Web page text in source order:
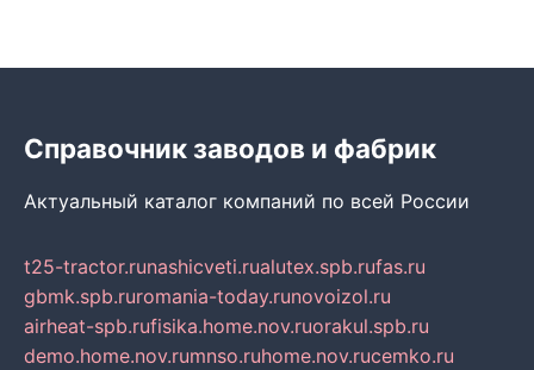
Справочник заводов и фабрик
Актуальный каталог компаний по всей России
t25-tractor.runashicveti.rualutex.spb.rufas.ru
gbmk.spb.ruromania-today.runovoizol.ru
airheat-spb.rufisika.home.nov.ruorakul.spb.ru
demo.home.nov.rumnso.ruhome.nov.rucemko.ru